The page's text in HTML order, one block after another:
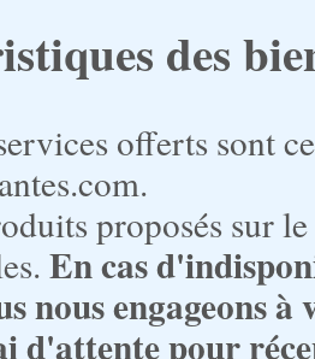
des
offerts sont
proposés sur
En cas
nous engageons
d'attente pour